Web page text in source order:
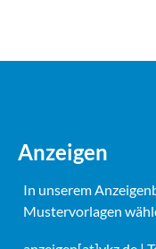
Anzeigen
In unserem
Mustervorlagen